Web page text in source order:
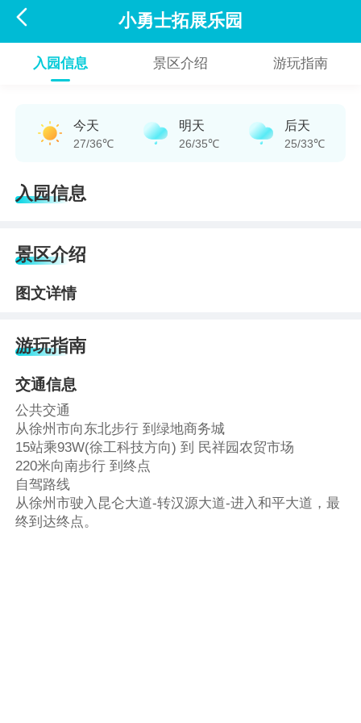
 小勇士拓展乐园
入园信息 景区介绍 游玩指南
今天
27/36℃
明天
26/35℃
后天
25/33℃
入园信息
景区介绍
图文详情
游玩指南
交通信息
公共交通
从徐州市向东北步行 到绿地商务城
15站乘93W(徐工科技方向) 到 民祥园农贸市场
220米向南步行 到终点
自驾路线
从徐州市驶入昆仑大道-转汉源大道-进入和平大道，最
终到达终点。